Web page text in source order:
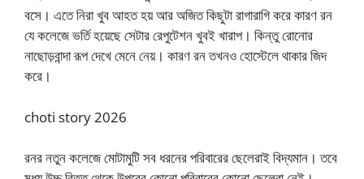
বসে। এতে নিরা খুব আহত হয় আর অজিত কিছুটা রাগারাগি করে কারণ রন
যে কলেজে ভর্তি হয়েছে সেটার রেপুটেশন খুবই খারাপ। কিন্তু রোনোর
নাছোড়বান্দা রূপ দেখে মেনে নেয়। কারণ রন তখনও হোস্টেলে থাকার জিদ
করে।
choti story 2026
রনর নতুন কলেজে মোটামুটি সব ধরনের পরিবারের ছেলেরাই বিদ্যমান। তবে